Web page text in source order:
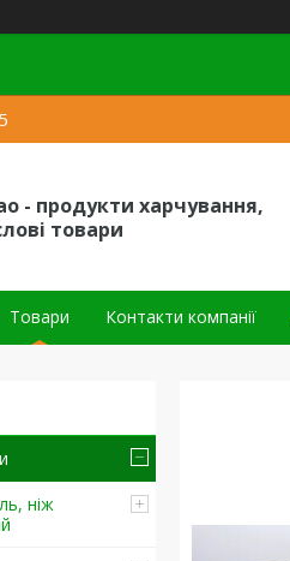
- продукти харчування,
товари
Товари Контакти компанії
ніж